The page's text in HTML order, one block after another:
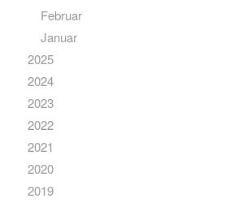
Februar
Januar
2025
2024
2023
2022
2021
2020
2019